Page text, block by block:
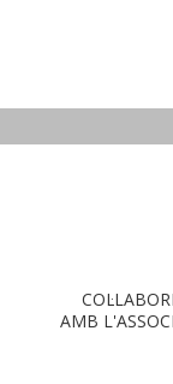
AMB